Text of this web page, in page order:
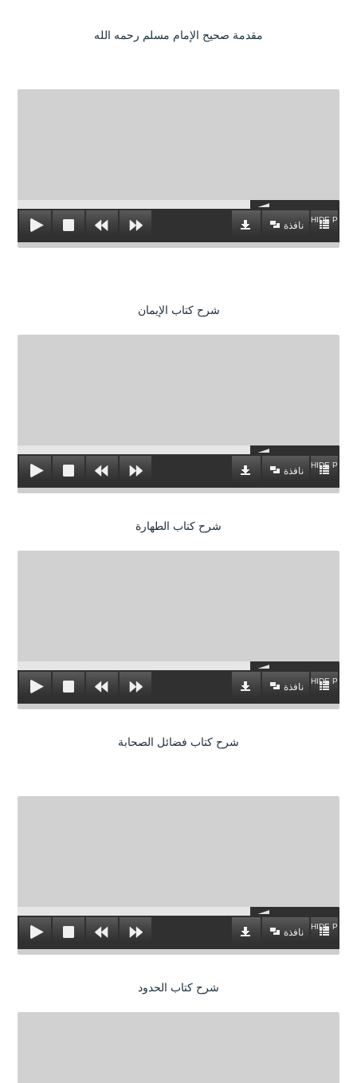
مقدمة صحيح الإمام مسلم رحمه الله
HIDE
نافذة
شرح كتاب الإيمان
HIDE
نافذة
شرح كتاب الطهارة
HIDE
نافذة
شرح كتاب فضائل الصحابة
HIDE
نافذة
شرح كتاب الحدود